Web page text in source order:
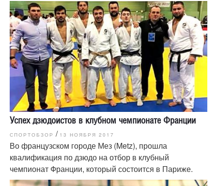
Успех дзюдоистов в клубном чемпионате Франции
СПОРТОБЗОР / 13 НОЯБРЯ 2017
Во французском городе Мез (Metz), прошла
квалификация по дзюдо на отбор в клубный
чемпионат Франции, который состоится в Париже.